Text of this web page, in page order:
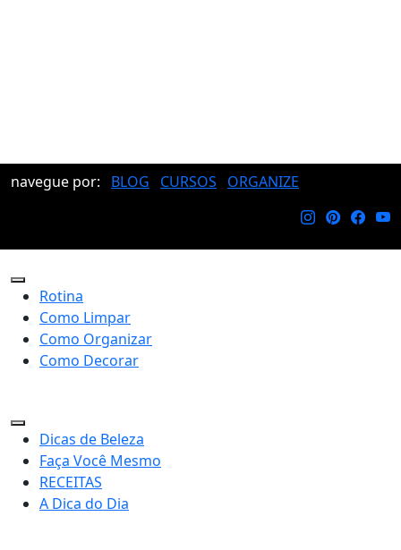
navegue por: BLOG CURSOS ORGANIZE
Rotina
Como Limpar
Como Organizar
Como Decorar
Dicas de Beleza
Faça Você Mesmo
RECEITAS
A Dica do Dia